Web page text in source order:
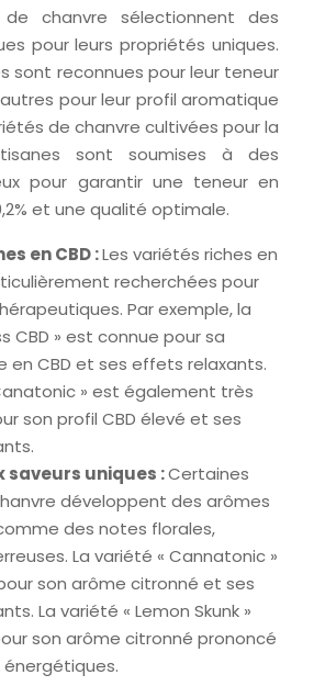
de chanvre sélectionnent des
pour leurs propriétés uniques.
sont reconnues pour leur teneur
pour leur profil aromatique
de chanvre cultivées pour la
sont soumises à des
pour garantir une teneur en
et une qualité optimale.
en CBD :Les variétés riches en
recherchées pour
Par exemple, la
CBD » est connue pour sa
en CBD et ses effets relaxants.
» est également très
son profil CBD élevé et ses
saveurs uniques :Certaines
développent des arômes
des notes florales,
La variété « Cannatonic »
son arôme citronné et ses
La variété « Lemon Skunk »
son arôme citronné prononcé